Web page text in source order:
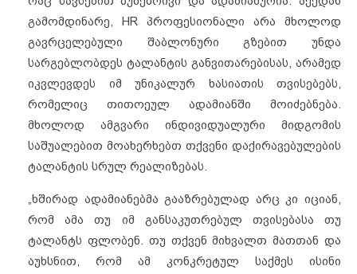
გამომდინარე, HR პროფესიონალი არა მხოლოდ
გავრცელებული შაბლონური გზებით უნდა
სარგებლობდეს ტალანტის განვითარებისას, არამედ
იკვლევდეს იმ უნიკალურ ხასიათის თვისებებს,
რომელიც თითოეულ ადამიანში მოიძებნება.
მხოლოდ ამგვარი ინდივიდუალური მიდგომის
საშუალებით მოახერხებთ თქვენი დაქირავებულების
ტალანტის სრულ რეალიზებას.
„ხშირად ადამიანებმა გააზრებულად არც კი იციან,
რომ ამა თუ იმ განსაკუთრებულ თვისებასა თუ
ტალანტს ფლობენ. თუ თქვენ მიხვალთ მათთან და
აუხსნით, რომ ამ კონკრეტულ საქმეს ისინი